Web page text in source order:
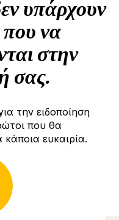
υπάρχουν
να
στην
σας.
την ειδοποίηση
που θα
ευκαιρία.